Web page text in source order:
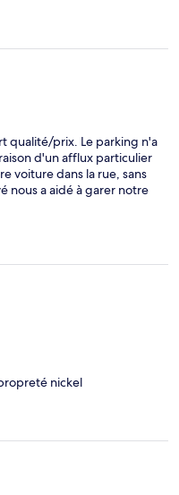
qualité/prix. Le parking n'a
d'un afflux particulier
voiture dans la rue, sans
nous a aidé à garer notre
nickel